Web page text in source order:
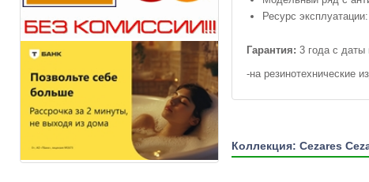
Ресурс
Гарантия: 3 года с даты
-на резинотехнические
Коллекция: Cezares